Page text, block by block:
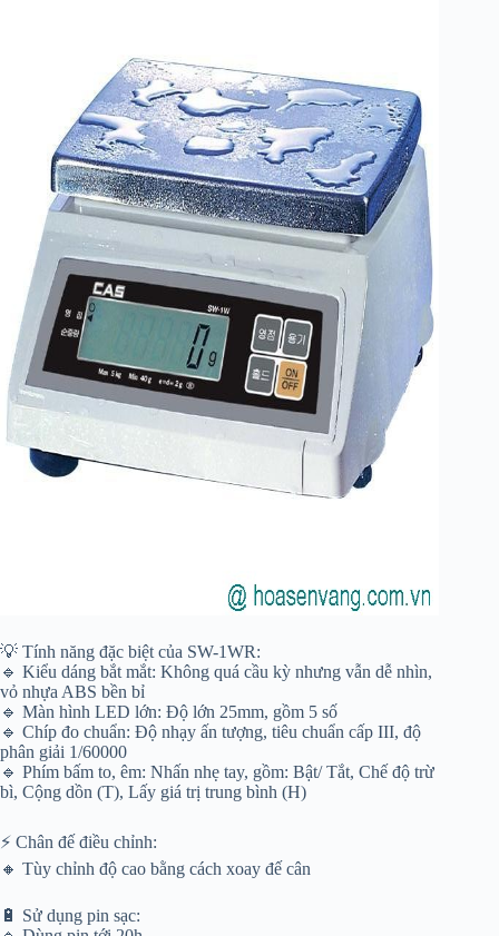
💡 Tính năng đặc biệt của SW-1WR:
🔹 Kiểu dáng bắt mắt: Không quá cầu kỳ nhưng vẫn dễ nhìn,
vỏ nhựa ABS bền bỉ
🔹 Màn hình LED lớn: Độ lớn 25mm, gồm 5 số
🔹 Chíp đo chuẩn: Độ nhạy ấn tượng, tiêu chuẩn cấp III, độ
phân giải 1/60000
🔹 Phím bấm to, êm: Nhấn nhẹ tay, gồm: Bật/ Tắt, Chế độ trừ
bì, Cộng dồn (T), Lấy giá trị trung bình (H)
⚡ Chân đế điều chỉnh:
🔸 Tùy chỉnh độ cao bằng cách xoay đế cân
🔋 Sử dụng pin sạc: